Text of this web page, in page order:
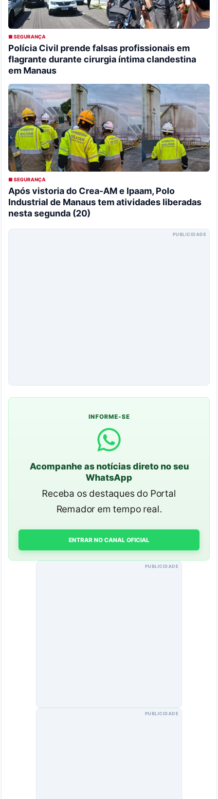
■ SEGURANÇA
Polícia Civil prende falsas profissionais em
flagrante durante cirurgia íntima clandestina
em Manaus
■ SEGURANÇA
Após vistoria do Crea-AM e Ipaam, Polo
Industrial de Manaus tem atividades liberadas
nesta segunda (20)
PUBLICIDADE
INFORME-SE
Acompanhe as notícias direto no seu
WhatsApp
Receba os destaques do Portal
Remador em tempo real.
ENTRAR NO CANAL OFICIAL
PUBLICIDADE
PUBLICIDADE